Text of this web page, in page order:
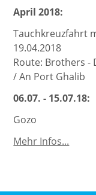
April 2018:
Tauchkreuzfahrt
19.04.2018
Route: Brothers -
/ An Port Ghalib
06.07. - 15.07.18:
Gozo
Mehr Infos...